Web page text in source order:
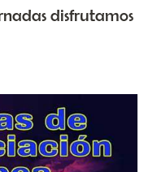
disfrutamos